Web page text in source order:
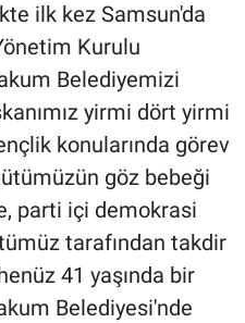
ilk kez Samsun'da
Kurulu
Belediyemizi
yirmi dört yirmi
konularında görev
göz bebeği
parti içi demokrasi
tarafından takdir
41 yaşında bir
Belediyesi'nde